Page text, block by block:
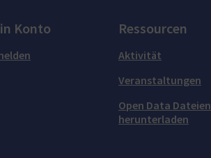
Konto Ressourcen
Aktivität
Veranstaltungen
Open Data Dateien
herunterladen